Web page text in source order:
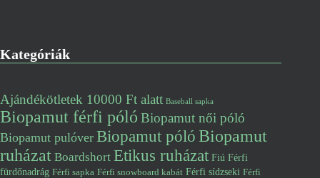
Kategóriák
Ajándékötletek 10000 Ft alatt Baseball sapka
Biopamut férfi póló Biopamut női póló
Biopamut pulóver Biopamut pólóBiopamut
ruházat Boardshort Etikus ruházat Fiú Férfi
fürdőnadrág Férfi sapka Férfi snowboard kabát Férfi sídzseki Férfi